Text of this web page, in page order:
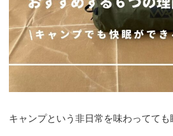
キャンプという非日常を味わってて